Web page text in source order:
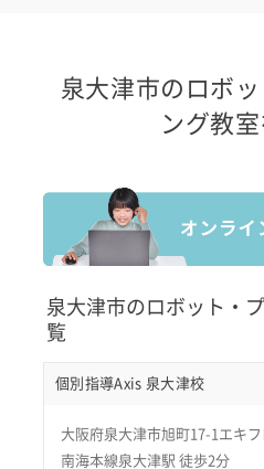
泉大津市のロボ
ング教
泉大津市のロボット・
覧
個別指導Axis 泉大津校
大阪府泉大津市旭町17-1エキ
南海本線泉大津駅 徒歩2分